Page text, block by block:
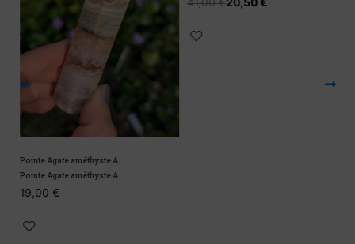
Pointe Agate améthyste A
Pointe Agate améthyste A
19,00€